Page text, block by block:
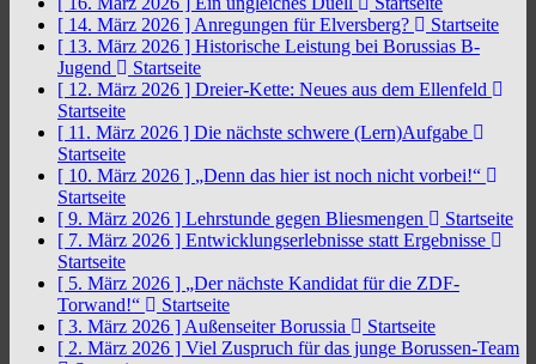
[ 14. März 2026 ] Anregungen für Elversberg?
Startseite
[ 13. März 2026 ] Historische Leistung bei Borussias B-
Jugend
Startseite
[ 12. März 2026 ] Dreier-Kette: Neues aus dem Ellenfeld
Startseite
[ 11. März 2026 ] Die nächste schwere (Lern)Aufgabe
Startseite
[ 10. März 2026 ] „Denn das hier ist noch nicht vorbei!“
Startseite
[ 9. März 2026 ] Lehrstunde gegen Bliesmengen
Startseite
[ 7. März 2026 ] Entwicklungserlebnisse statt Ergebnisse
Startseite
[ 5. März 2026 ] „Der nächste Kandidat für die ZDF-
Torwand!“
Startseite
[ 3. März 2026 ] Außenseiter Borussia
Startseite
[ 2. März 2026 ] Viel Zuspruch für das junge Borussen-Team